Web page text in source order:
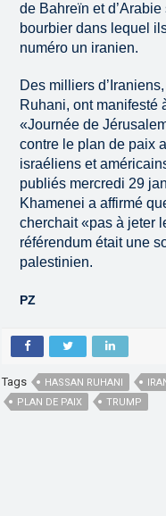
de Bahreïn et
bourbier dans lequel
numéro un iranien.
Des milliers
Ruhani, ont manifesté
«Journée de
contre le plan de paix
israéliens et
publiés mercredi 29
Khamenei a affirmé
cherchait «pas à jeter
référendum était une
palestinien.
PZ
Tags HASSAN RUHANI
PLAN DE PAIX
TRUMP